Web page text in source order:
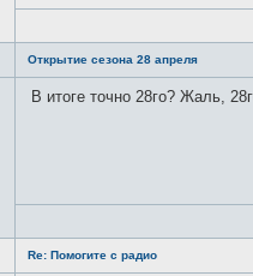
Открытие сезона 28 апреля
В итоге точно 28го? Жаль,
Re: Помогите с радио